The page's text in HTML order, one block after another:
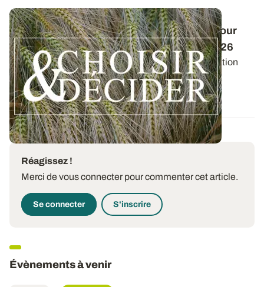
Conduite des orges d'hiver : des guides pour
réussir ses interventions au printemps 2026
Retrouvez les préconisations en matière de fertilisation
azotée et de protection des orges...
12 DÉC. 2025
Réagissez !
Merci de vous connecter pour commenter cet article.
Se connecter S'inscrire
Évènements à venir